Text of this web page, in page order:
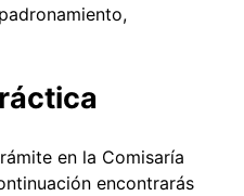
en la Comisaría
encontrarás